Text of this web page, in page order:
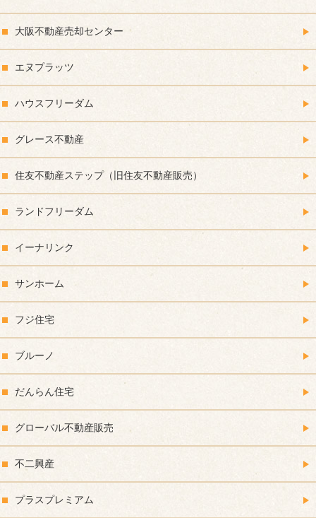
大阪不動産売却センター
エヌプラッツ
ハウスフリーダム
グレース不動産
住友不動産ステップ（旧住友不動産販売）
ランドフリーダム
イーナリンク
サンホーム
フジ住宅
ブルーノ
だんらん住宅
グローバル不動産販売
不二興産
プラスプレミアム